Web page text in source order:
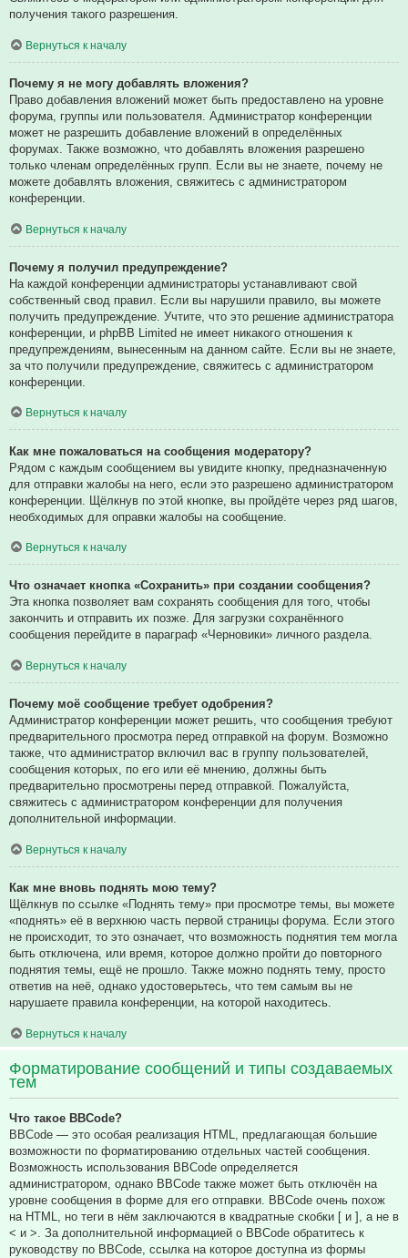
получения такого разрешения.
Вернуться к началу
Почему я не могу добавлять вложения?
Право добавления вложений может быть предоставлено на уровне
форума, группы или пользователя. Администратор конференции
может не разрешить добавление вложений в определённых
форумах. Также возможно, что добавлять вложения разрешено
только членам определённых групп. Если вы не знаете, почему не
можете добавлять вложения, свяжитесь с администратором
конференции.
Вернуться к началу
Почему я получил предупреждение?
На каждой конференции администраторы устанавливают свой
собственный свод правил. Если вы нарушили правило, вы можете
получить предупреждение. Учтите, что это решение администратора
конференции, и phpBB Limited не имеет никакого отношения к
предупреждениям, вынесенным на данном сайте. Если вы не знаете,
за что получили предупреждение, свяжитесь с администратором
конференции.
Вернуться к началу
Как мне пожаловаться на сообщения модератору?
Рядом с каждым сообщением вы увидите кнопку, предназначенную
для отправки жалобы на него, если это разрешено администратором
конференции. Щёлкнув по этой кнопке, вы пройдёте через ряд шагов,
необходимых для оправки жалобы на сообщение.
Вернуться к началу
Что означает кнопка «Сохранить» при создании сообщения?
Эта кнопка позволяет вам сохранять сообщения для того, чтобы
закончить и отправить их позже. Для загрузки сохранённого
сообщения перейдите в параграф «Черновики» личного раздела.
Вернуться к началу
Почему моё сообщение требует одобрения?
Администратор конференции может решить, что сообщения требуют
предварительного просмотра перед отправкой на форум. Возможно
также, что администратор включил вас в группу пользователей,
сообщения которых, по его или её мнению, должны быть
предварительно просмотрены перед отправкой. Пожалуйста,
свяжитесь с администратором конференции для получения
дополнительной информации.
Вернуться к началу
Как мне вновь поднять мою тему?
Щёлкнув по ссылке «Поднять тему» при просмотре темы, вы можете
«поднять» её в верхнюю часть первой страницы форума. Если этого
не происходит, то это означает, что возможность поднятия тем могла
быть отключена, или время, которое должно пройти до повторного
поднятия темы, ещё не прошло. Также можно поднять тему, просто
ответив на неё, однако удостоверьтесь, что тем самым вы не
нарушаете правила конференции, на которой находитесь.
Вернуться к началу
Форматирование сообщений и типы создаваемых
тем
Что такое BBCode?
BBCode — это особая реализация HTML, предлагающая большие
возможности по форматированию отдельных частей сообщения.
Возможность использования BBCode определяется
администратором, однако BBCode также может быть отключён на
уровне сообщения в форме для его отправки. BBCode очень похож
на HTML, но теги в нём заключаются в квадратные скобки [ и ], а не в
< и >. За дополнительной информацией о BBCode обратитесь к
руководству по BBCode, ссылка на которое доступна из формы